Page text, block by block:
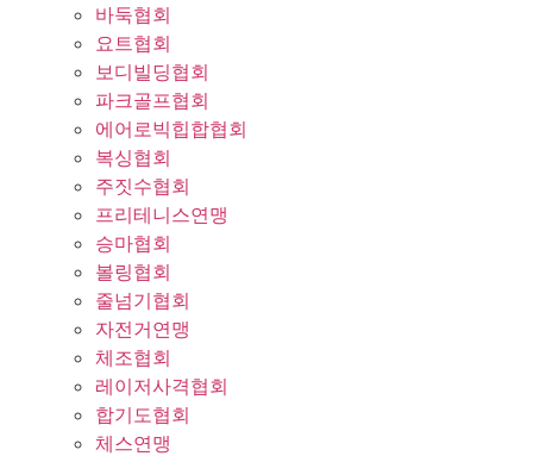
바둑협회
요트협회
보디빌딩협회
파크골프협회
에어로빅힙합협회
복싱협회
주짓수협회
프리테니스연맹
승마협회
볼링협회
줄넘기협회
자전거연맹
체조협회
레이저사격협회
합기도협회
체스연맹